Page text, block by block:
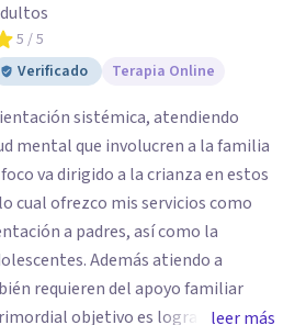
5 / 5
Verificado
Terapia Online
sistémica, atendiendo
mental que involucren a la familia
va dirigido a la crianza en estos
cual ofrezco mis servicios como
a padres, así como la
Además atiendo a
requieren del apoyo familiar
objetivo es lograr unleer más